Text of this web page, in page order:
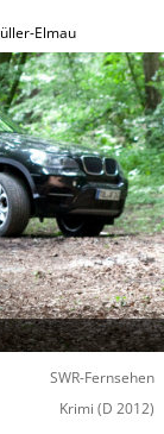
Elmau
SWR-Fernsehen
Krimi (D 2012)